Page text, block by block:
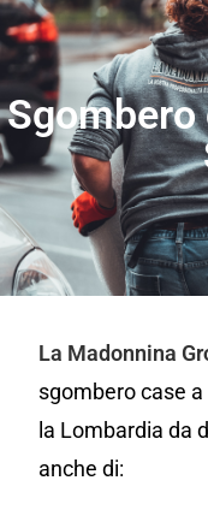
Sgombero
La Madonnina
sgombero case
la Lombardia da
anche di: